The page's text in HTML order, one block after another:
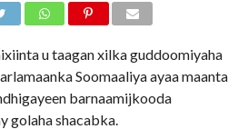
u taagan xilka guddoomiyaha
Soomaaliya ayaa maanta
barnaamijkooda
golaha shacabka.